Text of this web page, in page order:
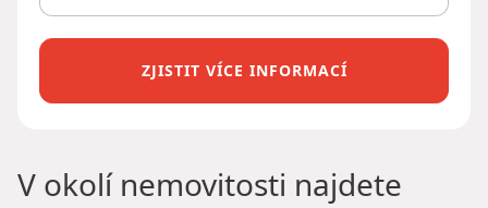
ZJISTIT VÍCE INFORMACÍ
V okolí nemovitosti najdete